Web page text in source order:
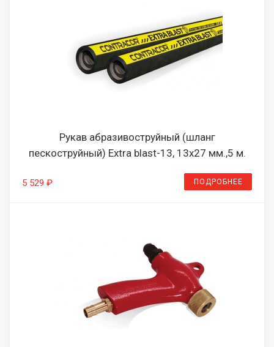
Рукав абразивоструйный (шланг
пескоструйный) Extra blast-13, 13х27 мм.,5 м.
5 529 ₽ ПОДРОБНЕЕ